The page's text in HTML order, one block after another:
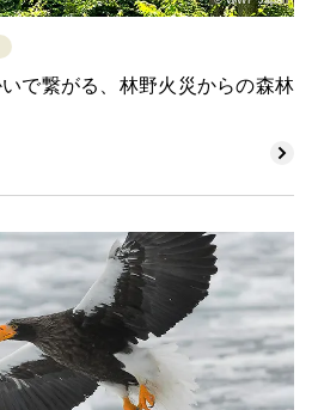
で繋がる、林野火災からの森林